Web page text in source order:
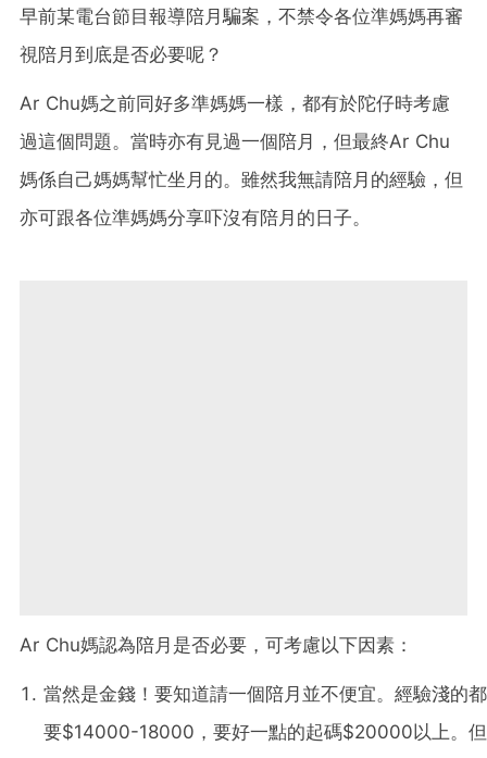
早前某電台節目報導陪月騙案，不禁令各位準媽媽再審
視陪月到底是否必要呢？
Ar Chu媽之前同好多準媽媽一樣，都有於陀仔時考慮
過這個問題。當時亦有見過一個陪月，但最終Ar Chu
媽係自己媽媽幫忙坐月的。雖然我無請陪月的經驗，但
亦可跟各位準媽媽分享吓沒有陪月的日子。
Ar Chu媽認為陪月是否必要，可考慮以下因素：
當然是金錢！要知道請一個陪月並不便宜。經驗淺的都
要$14000-18000 ，要好一點的起碼$20000以上。但